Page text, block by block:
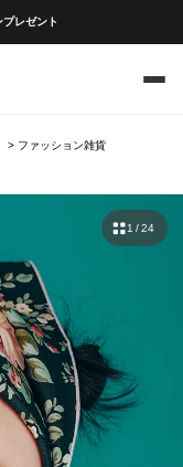
レゼント
ファッション雑貨
1 / 24